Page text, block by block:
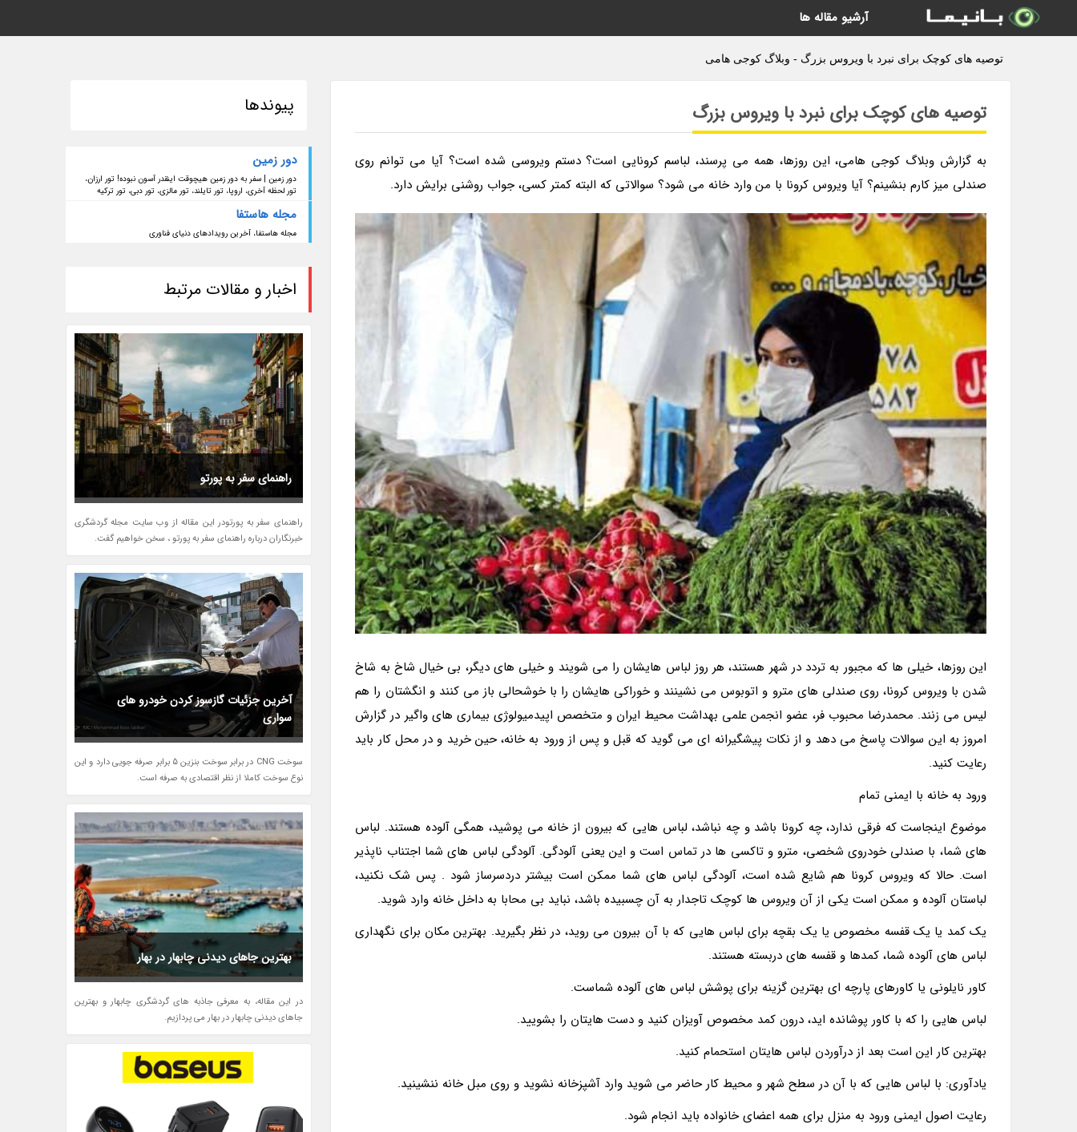
توصیه های کوچک برای نبرد با ویروس بزرگ - وبلاگ کوجی هامی
توصیه های کوچک برای نبرد با ویروس بزرگ
به گزارش وبلاگ کوجی هامی، این روزها، همه می پرسند، لباسم کرونایی است؟ دستم ویروسی شده است؟ آیا می توانم روی
صندلی میز کارم بنشینم؟ آیا ویروس کرونا با من وارد خانه می شود؟ سوالاتی که البته کمتر کسی، جواب روشنی برایش دارد.
این روزها، خیلی ها که مجبور به تردد در شهر هستند، هر روز لباس هایشان را می شویند و خیلی های دیگر، بی خیال شاخ به شاخ
شدن با ویروس کرونا، روی صندلی های مترو و اتوبوس می نشینند و خوراکی هایشان را با خوشحالی باز می کنند و انگشتان را هم
لیس می زنند. محمدرضا محبوب فر، عضو انجمن علمی بهداشت محیط ایران و متخصص اپیدمیولوژی بیماری های واگیر در گزارش
امروز به این سوالات پاسخ می دهد و از نکات پیشگیرانه ای می گوید که قبل و پس از ورود به خانه، حین خرید و در محل کار باید
رعایت کنید.
ورود به خانه با ایمنی تمام
موضوع اینجاست که فرقی ندارد، چه کرونا باشد و چه نباشد، لباس هایی که بیرون از خانه می پوشید، همگی آلوده هستند. لباس
های شما، با صندلی خودروی شخصی، مترو و تاکسی ها در تماس است و این یعنی آلودگی. آلودگی لباس های شما اجتناب ناپذیر
است. حالا که ویروس کرونا هم شایع شده است، آلودگی لباس های شما ممکن است بیشتر دردسرساز شود . پس شک نکنید،
لباستان آلوده و ممکن است یکی از آن ویروس ها کوچک تاجدار به آن چسبیده باشد، نباید بی محابا به داخل خانه وارد شوید.
یک کمد یا یک قفسه مخصوص یا یک بقچه برای لباس هایی که با آن بیرون می روید، در نظر بگیرید. بهترین مکان برای نگهداری
لباس های آلوده شما، کمدها و قفسه های دربسته هستند.
کاور نایلونی یا کاورهای پارچه ای بهترین گزینه برای پوشش لباس های آلوده شماست.
لباس هایی را که با کاور پوشانده اید، درون کمد مخصوص آویزان کنید و دست هایتان را بشویید.
بهترین کار این است بعد از درآوردن لباس هایتان استحمام کنید.
یادآوری: با لباس هایی که با آن در سطح شهر و محیط کار حاضر می شوید وارد آشپزخانه نشوید و روی مبل خانه ننشینید.
رعایت اصول ایمنی ورود به منزل برای همه اعضای خانواده باید انجام شود.
پیوندها
دور زمین
دور زمین | سفر به دور زمین هیچوقت اینقدر آسون نبوده! تور ارزان،
تور لحظه آخری، اروپا، تور تایلند، تور مالزی، تور دبی، تور ترکیه
مجله هاستفا
مجله هاستفا، آخرین رویدادهای دنیای فناوری
اخبار و مقالات مرتبط
راهنمای سفر به پورتو
راهنمای سفر به پورتودر این مقاله از وب سایت مجله گردشگری
خبرنگاران درباره راهنمای سفر به پورتو ، سخن خواهیم گفت.
آخرین جزئیات گازسوز کردن خودرو های
سواری
سوخت CNG در برابر سوخت بنزین 5 برابر صرفه جویی دارد و این
نوع سوخت کاملا از نظر اقتصادی به صرفه است.
بهترین جاهای دیدنی چابهار در بهار
در این مقاله، به معرفی جاذبه های گردشگری چابهار و بهترین
جاهای دیدنی چابهار در بهار می پردازیم.
آرشیو مقاله ها